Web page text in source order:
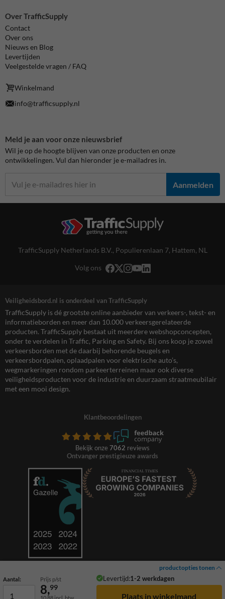
productopties tonen
Aantal: Prijs p/st Levertijd:1-2 werkdagen
8,99
Over TrafficSupply
Contact
Over ons
Nieuws en Blog
Levertijden
Veelgestelde vragen / FAQ
Winkelmand
info@trafficsupply.nl
Meld je aan voor onze nieuwsbrief
Wil je op de hoogte blijven van onze producten en onze
ontwikkelingen. Vul dan hieronder je e-mailadres in.
Aanmelden
TrafficSupply Netherlands B.V., Populierenlaan 7, Hattem, NL
Volg ons
Veiligheidsbord.nl is onderdeel van TrafficSupply
TrafficSupply is dé grootste online aanbieder van verkeers-, tekst- en
informatieborden en meer dan 10.000 verkeersgerelateerde
producten. TrafficSupply bestaat uit meerdere webshopconcepten,
onder te verdelen in Traffic, Parking en Safety. Bij ons koop je zowel
verkeersborden met de daarbij behorende beugels en
verkeersbordpalen, oplaadpalen voor elektrische auto’s,
wegmarkeringen rondom parkeerterreinen maar ook diverse
veiligheidsproducten voor de industrie en duurzaam straatmeubilair
met een mooi design.
Klantbeoordelingen
Bekijk onze 7062 reviews
Ontvanger prestigieuze awards